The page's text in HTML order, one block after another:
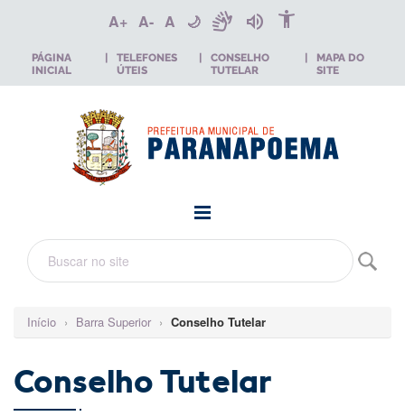
A+ A- A 🌙 sign_language volume_up accessibility_new
PÁGINA
INICIAL
TELEFONES
ÚTEIS
CONSELHO
TUTELAR
MAPA DO
SITE
Início › Barra Superior › Conselho Tutelar
Conselho Tutelar